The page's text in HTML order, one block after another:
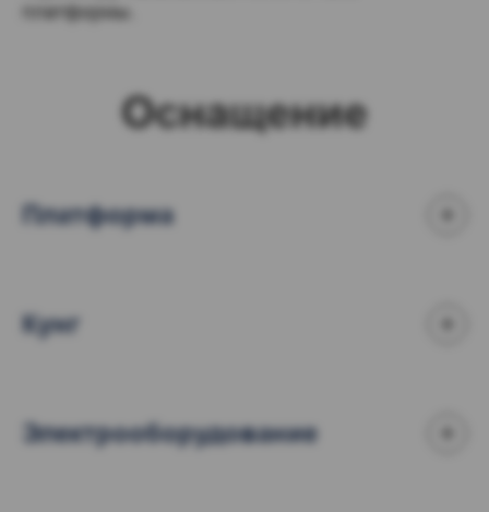
платформы.
Оснащение
Платформа
Кунг
Электрооборудование